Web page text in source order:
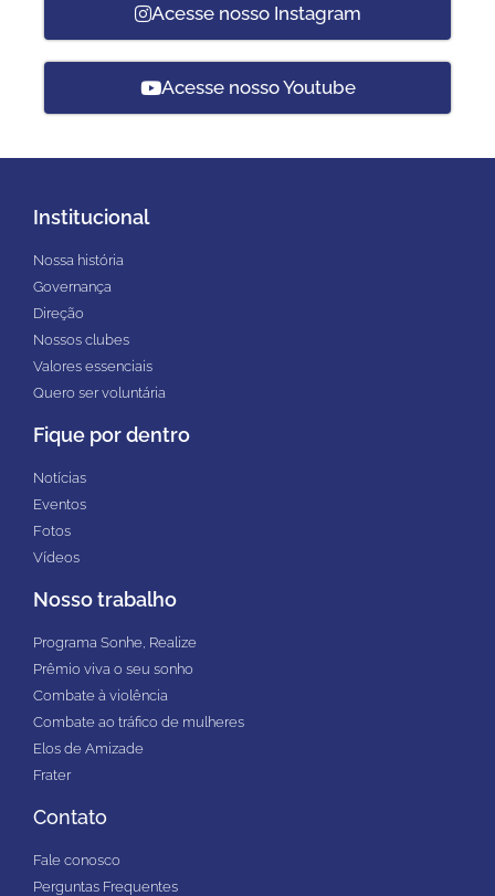
Acesse nosso Instagram
Acesse nosso Youtube
Institucional
Nossa história
Governança
Direção
Nossos clubes
Valores essenciais
Quero ser voluntária
Fique por dentro
Notícias
Eventos
Fotos
Vídeos
Nosso trabalho
Programa Sonhe, Realize
Prêmio viva o seu sonho
Combate à violência
Combate ao tráfico de mulheres
Elos de Amizade
Frater
Contato
Fale conosco
Perguntas Frequentes